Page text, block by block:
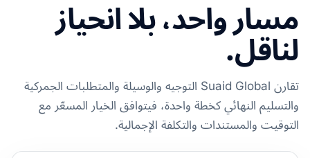
مسار واحد، بلا انحياز
لناقل.
تقارن Suaid Global التوجيه والوسيلة والمتطلبات الجمركية
والتسليم النهائي كخطة واحدة، فيتوافق الخيار المسعّر مع
التوقيت والمستندات والتكلفة الإجمالية.